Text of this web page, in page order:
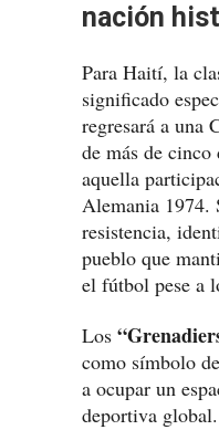
nación
Para Haití, la
significado
regresará a una
de más de cinco
aquella
Alemania 1974.
resistencia,
pueblo que
el fútbol pese a
Los
como símbolo
a ocupar un
deportiva global.